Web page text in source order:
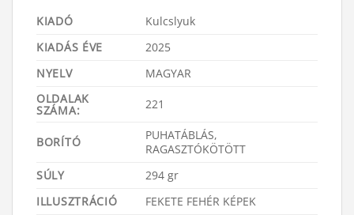
KIADÓ
Kulcslyuk
KIADÁS ÉVE
2025
NYELV
MAGYAR
OLDALAK
SZÁMA: 221
BORÍTÓ
PUHATÁBLÁS,
RAGASZTÓKÖTÖTT
SÚLY
294 gr
ILLUSZTRÁCIÓ
FEKETE FEHÉR KÉPEK